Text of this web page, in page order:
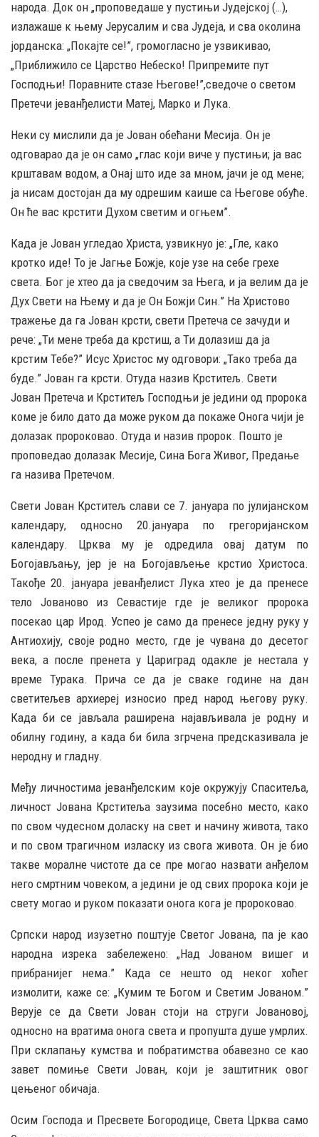
народа. Док он „проповедаше у пустињи Јудејској (…),
излажаше к њему Јерусалим и сва Јудеја, и сва околина
јорданска: „Покајте се!”, громогласно је узвикивао,
„Приближило се Царство Небеско! Припремите пут
Господњи! Поравните стазе Његове!”,сведоче о светом
Претечи јеванђелисти Матеј, Марко и Лука.
Неки су мислили да је Јован обећани Месија. Он је
одговарао да је он само „глас који виче у пустињи; ја вас
крштавам водом, а Онај што иде за мном, јачи је од мене;
ја нисам достојан да му одрешим каише са Његове обуће.
Он ће вас крстити Духом светим и огњем”.
Када је Јован угледао Христа, узвикнуо је: „Гле, како
кротко иде! То је Jагње Божје, које узе на себе грехе
света. Бог је хтео да ја сведочим за Њега, и ја велим да је
Дух Свети на Њему и да је Он Божји Син.” На Христово
тражење да га Јован крсти, свети Претеча се зачуди и
рече: „Ти мене треба да крстиш, а Ти долазиш да ја
крстим Тебе?” Исус Христос му одговори: „Тако треба да
буде.” Јован га крсти. Отуда назив Крститељ. Свети
Јован Претеча и Крститељ Господњи је једини од пророка
коме је било дато да може руком да покаже Онога чији је
долазак пророковао. Отуда и назив пророк. Пошто је
проповедао долазак Месије, Сина Бога Живог, Предање
га назива Претечом.
Свети Јован Крститељ слави се 7. јануара по јулијанском
календару, односно 20.јануара по грегоријанском
календару. Црква му је одредила овај датум по
Богојављању, јер је на Богојављење крстио Христоса.
Такође 20. јануара јеванђелист Лука хтео је да пренесе
тело Јованово из Севастије где је великог пророка
посекао цар Ирод. Успео је само да пренесе једну руку у
Антиохију, своје родно место, где је чувана до десетог
века, а после пренета у Цариград одакле је нестала у
време Турака. Прича се да је сваке године на дан
светитељев архиереј износио пред народ његову руку.
Када би се јављала раширена најављивала је родну и
обилну годину, а када би била згрчена предсказивала је
неродну и гладну.
Међу личностима јеванђелским које окружују Спаситеља,
личност Јована Крститеља заузима посебно место, како
по свом чудесном доласку на свет и начину живота, тако
и по свом трагичном изласку из свога живота. Он је био
такве моралне чистоте да се пре могао назвати анђелом
него смртним човеком, а једини је од свих пророка који је
свету могао и руком показати онога кога је пророковао.
Српски народ изузетно поштује Светог Јована, па је као
народна изрека забележено: „Над Јованом вишег и
прибранијег нема.” Када се нешто од неког хоћег
измолити, каже се: „Кумим те Богом и Светим Јованом.”
Верује се да Свети Јован стоји на струги Јовановој,
односно на вратима онога света и пропушта душе умрлих.
При склапању кумства и побратимства обавезно се као
завет помиње Свети Јован, који је заштитник овог
цењеног обичаја.
Осим Господа и Пресвете Богородице, Света Црква само